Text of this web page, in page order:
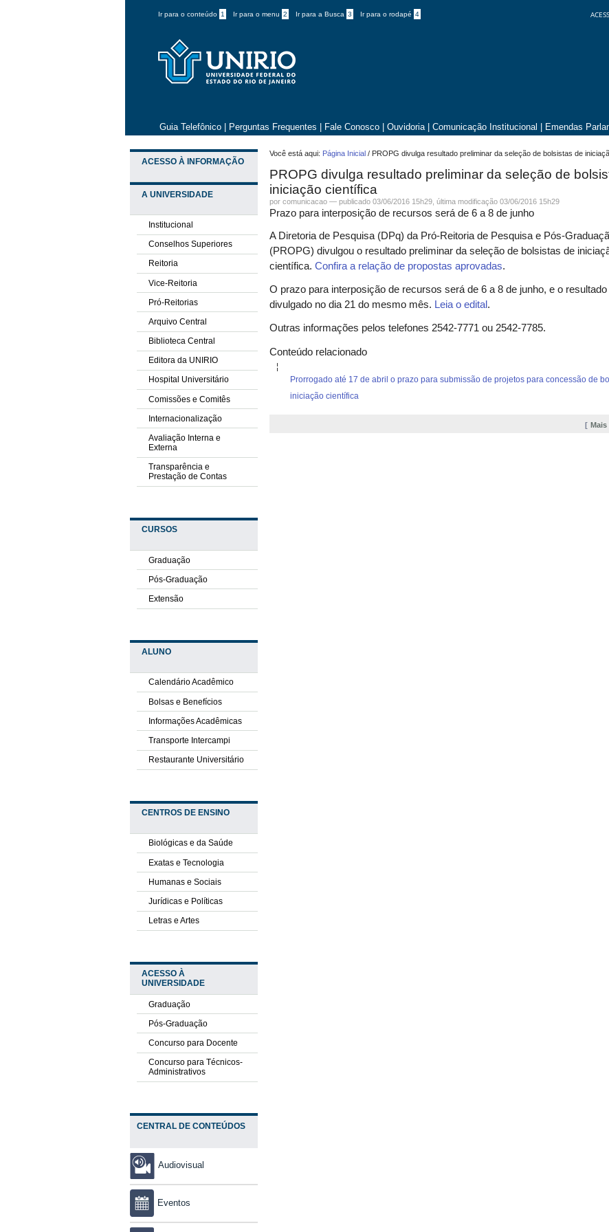
Ir para o conteúdo 1 Ir para o menu 2 Ir para a Busca 3 Ir para o rodapé 4
Guia Telefônico Perguntas Frequentes Fale Conosco Ouvidoria Comunicação Institucional Emendas
ACESSO À INFORMAÇÃO
A UNIVERSIDADE
Institucional
Conselhos Superiores
Reitoria
Vice-Reitoria
Pró-Reitorias
Arquivo Central
Biblioteca Central
Editora da UNIRIO
Hospital Universitário
Comissões e Comitês
Internacionalização
Avaliação Interna e
Externa
Transparência e
Prestação de Contas
CURSOS
Graduação
Pós-Graduação
Extensão
ALUNO
Calendário Acadêmico
Bolsas e Benefícios
Informações Acadêmicas
Transporte Intercampi
Restaurante Universitário
CENTROS DE ENSINO
Biológicas e da Saúde
Exatas e Tecnologia
Humanas e Sociais
Jurídicas e Políticas
Letras e Artes
ACESSO À
UNIVERSIDADE
Graduação
Pós-Graduação
Concurso para Docente
Concurso para Técnicos-
Administrativos
CENTRAL DE CONTEÚDOS
Audiovisual
Eventos
Você está aqui: Página Inicial / PROPG divulga resultado preliminar da seleção de bolsistas de
PROPG divulga resultado preliminar da seleção de
iniciação científica
por comunicacao —publicado 03/06/2016 15h29,última modificação 03/06/2016 15h29
Prazo para interposição de recursos será de 6 a 8 de junho
A Diretoria de Pesquisa (DPq) da Pró-Reitoria de Pesquisa e Pós-
(PROPG) divulgou o resultado preliminar da seleção de bolsistas de
científica.Confira a relação de propostas aprovadas.
O prazo para interposição de recursos será de 6 a 8 de junho, e o
divulgado no dia 21 do mesmo mês. Leia o edital.
Outras informações pelos telefones 2542-7771 ou 2542-7785.
Conteúdo relacionado
Prorrogado até 17 de abril o prazo para submissão de projetos para concessão de
iniciação científica